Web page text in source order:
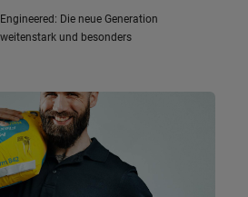
Die neue Generation
und besonders